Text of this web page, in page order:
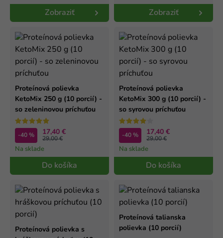
Zobraziť Zobraziť
Do košíka
Proteínová polievka
KetoMix 250 g (10 porcií) -
so zeleninovou príchuťou
-40 % 17,40 €
29,00 €
Na sklade
Do košíka
Proteínová polievka
KetoMix 300 g (10 porcií) -
so syrovou príchuťou
-40 % 17,40 €
29,00 €
Na sklade
Proteínová polievka s
Proteínová talianska
polievka (10 porcií)